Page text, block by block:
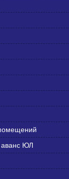
аванс ЮЛ